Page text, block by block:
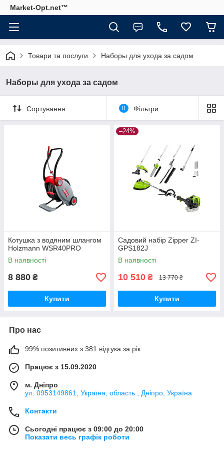
Market-Opt.net™
Товари та послуги Наборы для ухода за садом
Наборы для ухода за садом
Сортування 0 Фільтри
Котушка з водяним шлангом
Holzmann WSR40PRO
В наявності
8 880 ₴
Купити
–24%
Садовий набір Zipper ZI-
GPS182J
В наявності
10 510 ₴ 13 770 ₴
Купити
Про нас
99% позитивних з 381 відгука за рік
Працює з 15.09.2020
м. Дніпро
ул. 0953149861, Україна, область., Дніпро, Україна
Контакти
Сьогодні працює з 09:00 до 20:00
Показати весь графік роботи